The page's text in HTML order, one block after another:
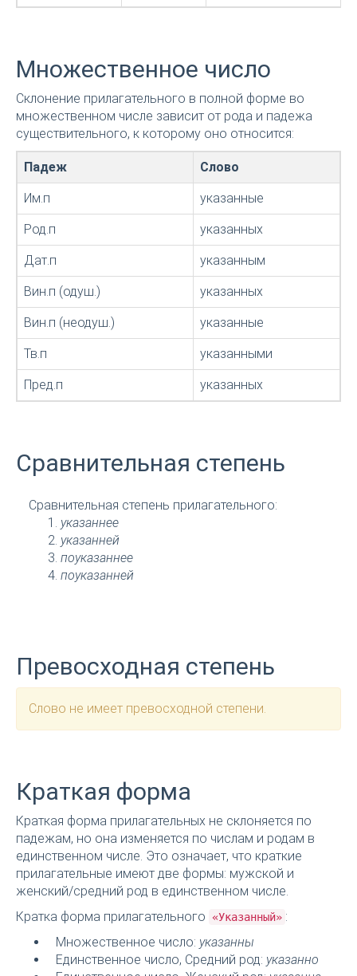
Множественное число
Склонение прилагательного в полной форме во
множественном числе зависит от рода и падежа
существительного, к которому оно относится:
Падеж Слово
Им.п указанные
Род.п указанных
Дат.п указанным
Вин.п (одуш.) указанных
Вин.п (неодуш.) указанные
Тв.п указанными
Пред.п указанных
Сравнительная степень
Сравнительная степень прилагательного:
указаннее
указанней
поуказаннее
поуказанней
Превосходная степень
Слово не имеет превосходной степени.
Краткая форма
Краткая форма прилагательных не склоняется по
падежам, но она изменяется по числам и родам в
единственном числе. Это означает, что краткие
прилагательные имеют две формы: мужской и
женский/средний род в единственном числе.
Кратка форма прилагательного
«Указанный» :
Множественное число: указанны
Единственное число, Средний род: указанно